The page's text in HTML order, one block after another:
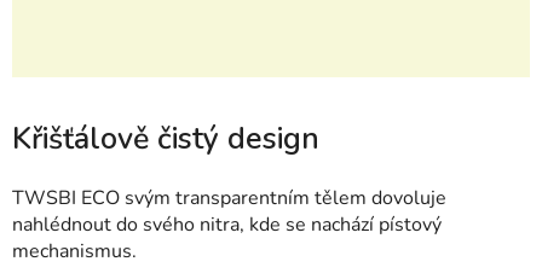
Křišťálově čistý design
TWSBI ECO svým transparentním tělem dovoluje
nahlédnout do svého nitra, kde se nachází pístový
mechanismus.